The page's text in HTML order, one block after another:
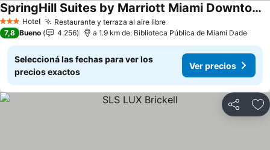
3 Estrellas
Hotel Restaurante y terraza al aire libreVer precios
SpringHill Suites by Marriott Miami Downtown/Medical Center
Ver precios
7,8 Bueno 4.256 a 1.9 km de: Biblioteca Pública de Miami Dade
Seleccioná las fechas para ver los
precios exactos
Ver precios
Compartir